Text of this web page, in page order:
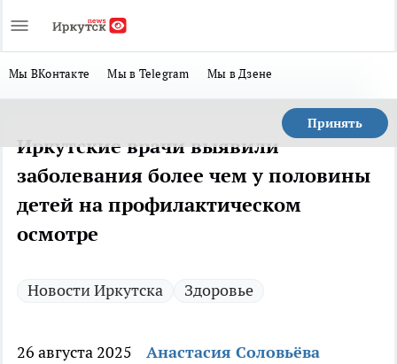
Мы ВКонтакте Мы в Telegram Мы в Дзене
Принять
Иркутские врачи выявили
заболевания более чем у половины
детей на профилактическом
осмотре
Новости Иркутска Здоровье
26 августа 2025 Анастасия Соловьёва